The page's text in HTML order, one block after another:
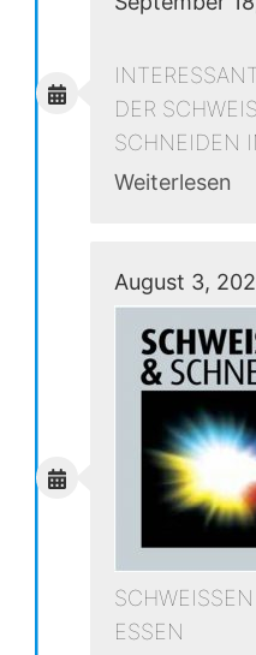
DER
SCHNEIDEN
Weiterlesen
August 3,
ESSEN